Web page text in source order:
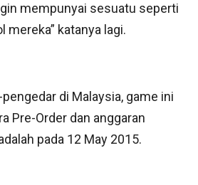
mempunyai sesuatu seperti
katanya lagi.
di Malaysia, game ini
Pre-Order dan anggaran
pada 12 May 2015.